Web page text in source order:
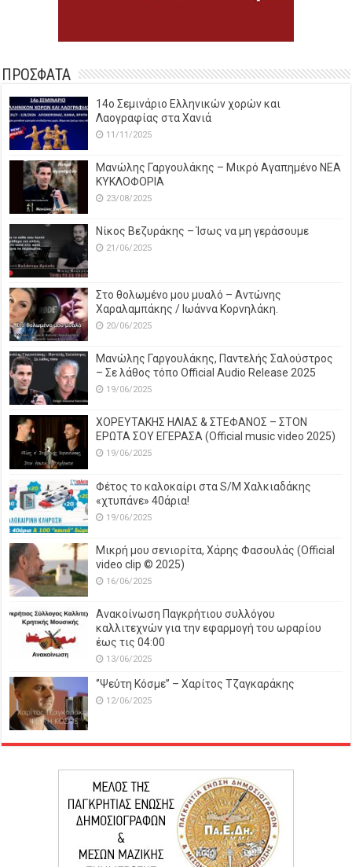
ΠΡΟΣΦΑΤΑ
14o Σεμινάριο Ελληνικών χορών και
Λαογραφίας στα Χανιά
11/11/2025
Μανώλης Γαργουλάκης – Μικρό Αγαπημένο NEΑ
ΚΥΚΛΟΦΟΡΙΑ
23/08/2025
Νίκος Βεζυράκης – Ίσως να μη γεράσουμε
21/06/2025
Στο θολωμένο μου μυαλό – Αντώνης
Χαραλαμπάκης / Ιωάννα Κορνηλάκη.
20/06/2025
Μανώλης Γαργουλάκης, Παντελής Σαλούστρος
– Σε λάθος τόπο Official Audio Release 2025
19/06/2025
ΧΟΡΕΥΤΑΚΗΣ ΗΛΙΑΣ & ΣΤΕΦΑΝΟΣ – ΣΤΟΝ
ΕΡΩΤΑ ΣΟΥ ΕΓΕΡΑΣΑ (Official music video 2025)
19/06/2025
Φέτος το καλοκαίρι στα S/M Χαλκιαδάκης
«χτυπάνε» 40άρια!
19/06/2025
Μικρή μου σενιορίτα, Χάρης Φασουλάς (Official
video clip © 2025)
16/06/2025
Ανακοίνωση Παγκρήτιου συλλόγου
καλλιτεχνών για την εφαρμογή του ωραρίου
έως τις 04:00
13/06/2025
‘’Ψεύτη Κόσμε’’ – Χαρίτος Τζαγκαράκης
12/06/2025